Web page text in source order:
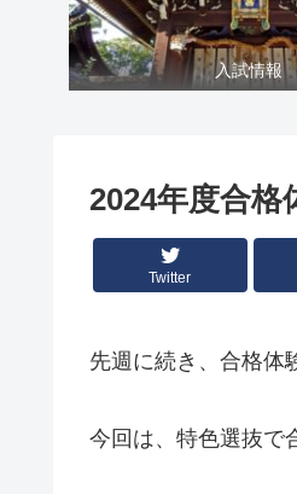
入試情報
2024年度合
Twitter
先週に続き、合格体
今回は、特色選抜で